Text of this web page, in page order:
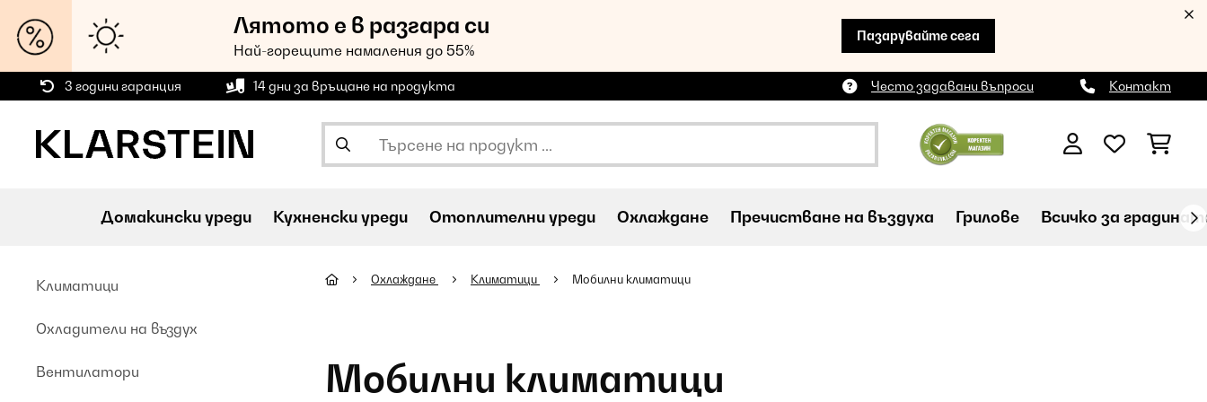
Лятото е в разгара си
Най-горещите намаления до 55%
Пазарувайте сега
3 години гаранция 14 дни за връщане на продукта Често задавани въпроси Контакт
Домакински уреди Кухненски уреди Oтоплителни уреди Охлаждане Пречистване на въздуха Грилове Всичко за
Климатици
Охладители на въздух
Вентилатори
Охлаждане Климатици Мобилни климатици
Мобилни климатици